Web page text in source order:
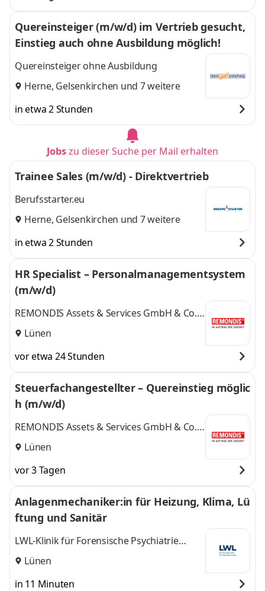
Quereinsteiger (m/w/d) im Vertrieb gesucht,
Einstieg auch ohne Ausbildung möglich!
Quereinsteiger ohne Ausbildung
Herne, Gelsenkirchen und 7 weitere
in etwa 2 Stunden
Jobszu dieser Suche per Mail erhalten
Trainee Sales (m/w/d) - Direktvertrieb
Berufsstarter.eu
Herne, Gelsenkirchen und 7 weitere
in etwa 2 Stunden
HR Specialist – Personalmanagementsystem
(m/w/d)
REMONDIS Assets & Services GmbH & Co.
KGLünen
vor etwa 24 Stunden
Steuerfachangestellter – Quereinstieg möglic
h (m/w/d)
REMONDIS Assets & Services GmbH & Co.
KGLünen
vor 3 Tagen
Anlagenmechaniker:in für Heizung, Klima, Lü
ftung und Sanitär
LWL-Klinik für Forensische Psychiatrie
Dortmund - Wilfried-Rasch-Klinik
Lünen
in 11 Minuten